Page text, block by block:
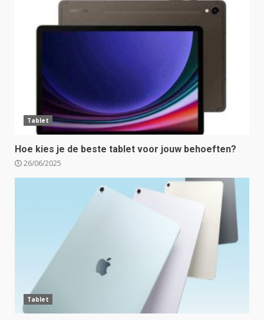
Tablet
Hoe kies je de beste tablet voor jouw behoeften?
26/06/2025
Tablet